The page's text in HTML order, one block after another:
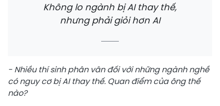
Không lo ngành bị AI thay thế,
nhưng phải giỏi hơn AI
- Nhiều thí sinh phân vân đối với những ngành nghề
có nguy cơ bị AI thay thế. Quan điểm của ông thế
nào?